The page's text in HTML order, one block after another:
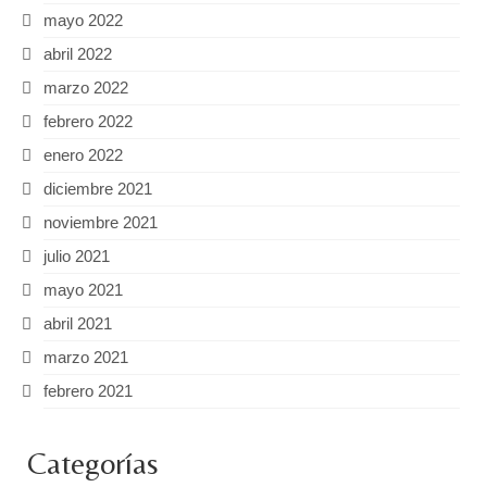
mayo 2022
abril 2022
marzo 2022
febrero 2022
enero 2022
diciembre 2021
noviembre 2021
julio 2021
mayo 2021
abril 2021
marzo 2021
febrero 2021
Categorías